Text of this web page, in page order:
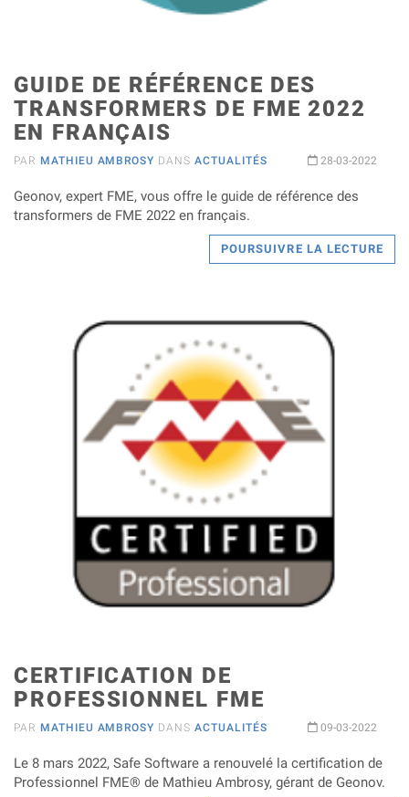
GUIDE DE RÉFÉRENCE DES
TRANSFORMERS DE FME 2022
EN FRANÇAIS
PAR MATHIEU AMBROSY DANSACTUALITÉS 28-03-2022
Geonov, expert FME, vous offre le guide de référence des
transformers de FME 2022 en français.
POURSUIVRE LA LECTURE
CERTIFICATION DE
PROFESSIONNEL FME
PAR MATHIEU AMBROSY DANSACTUALITÉS 09-03-2022
Le 8 mars 2022, Safe Software a renouvelé la certification de
Professionnel FME® de Mathieu Ambrosy, gérant de Geonov.